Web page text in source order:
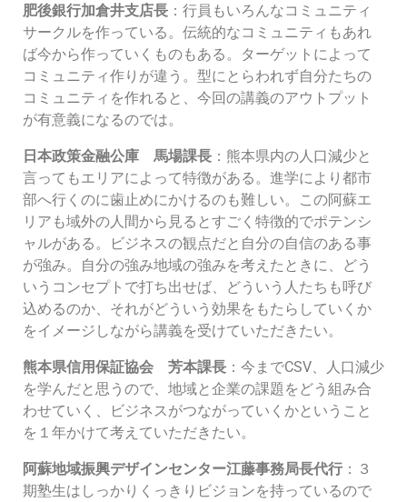
肥後銀行加倉井支店長 ：行員もいろんなコミュニティ
サークルを作っている。伝統的なコミュニティもあれ
ば今から作っていくものもある。ターゲットによって
コミュニティ作りが違う。型にとらわれず自分たちの
コミュニティを作れると、今回の講義のアウトプット
が有意義になるのでは。
日本政策金融公庫 馬場課長 ：熊本県内の人口減少と
言ってもエリアによって特徴がある。進学により都市
部へ行くのに歯止めにかけるのも難しい。この阿蘇エ
リアも域外の人間から見るとすごく特徴的でポテンシ
ャルがある。ビジネスの観点だと自分の自信のある事
が強み。自分の強み地域の強みを考えたときに、どう
いうコンセプトで打ち出せば、どういう人たちも呼び
込めるのか、それがどういう効果をもたらしていくか
をイメージしながら講義を受けていただきたい。
熊本県信用保証協会 芳本課長 ：今までCSV、人口減少
を学んだと思うので、地域と企業の課題をどう組み合
わせていく、ビジネスがつながっていくかということ
を１年かけて考えていただきたい。
阿蘇地域振興デザインセンター江藤事務局長代行 ：３
期塾生はしっかりくっきりビジョンを持っているので